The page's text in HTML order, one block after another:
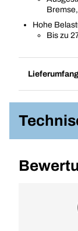
Hohe
Bis zu